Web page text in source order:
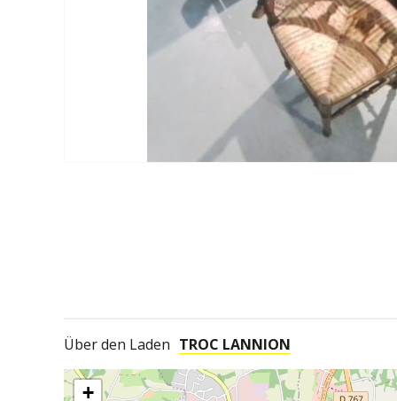
Über den Laden TROC LANNION
+